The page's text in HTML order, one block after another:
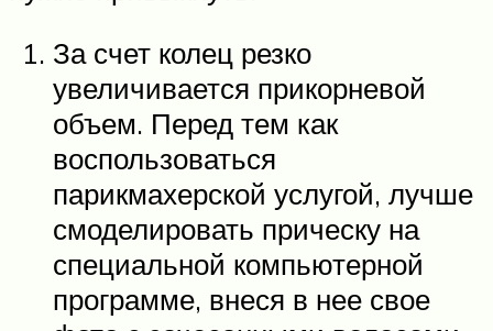
За счет колец резко
увеличивается прикорневой
объем. Перед тем как
воспользоваться
парикмахерской услугой, лучше
смоделировать прическу на
специальной компьютерной
программе, внеся в нее свое